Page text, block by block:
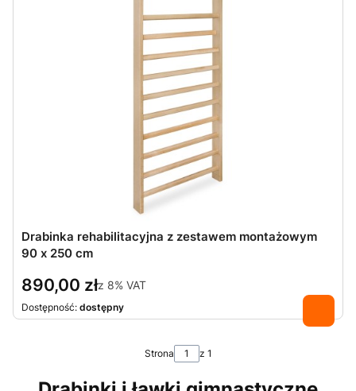
Drabinka rehabilitacyjna z zestawem montażowym
90 x 250 cm
890,00 złz 8% VAT
Dostępność: dostępny
Strona z 1